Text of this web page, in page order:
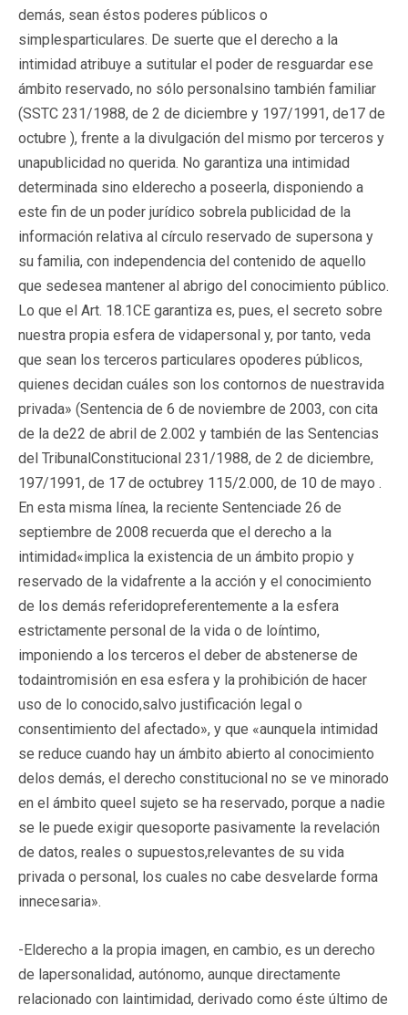
demás, sean éstos poderes públicos o
simplesparticulares. De suerte que el derecho a la
intimidad atribuye a sutitular el poder de resguardar ese
ámbito reservado, no sólo personalsino también familiar
(SSTC 231/1988, de 2 de diciembre y 197/1991, de17 de
octubre ), frente a la divulgación del mismo por terceros y
unapublicidad no querida. No garantiza una intimidad
determinada sino elderecho a poseerla, disponiendo a
este fin de un poder jurídico sobrela publicidad de la
información relativa al círculo reservado de supersona y
su familia, con independencia del contenido de aquello
que sedesea mantener al abrigo del conocimiento público.
Lo que el Art. 18.1CE garantiza es, pues, el secreto sobre
nuestra propia esfera de vidapersonal y, por tanto, veda
que sean los terceros particulares opoderes públicos,
quienes decidan cuáles son los contornos de nuestravida
privada» (Sentencia de 6 de noviembre de 2003, con cita
de la de22 de abril de 2.002 y también de las Sentencias
del TribunalConstitucional 231/1988, de 2 de diciembre,
197/1991, de 17 de octubrey 115/2.000, de 10 de mayo .
En esta misma línea, la reciente Sentenciade 26 de
septiembre de 2008 recuerda que el derecho a la
intimidad«implica la existencia de un ámbito propio y
reservado de la vidafrente a la acción y el conocimiento
de los demás referidopreferentemente a la esfera
estrictamente personal de la vida o de loíntimo,
imponiendo a los terceros el deber de abstenerse de
todaintromisión en esa esfera y la prohibición de hacer
uso de lo conocido,salvo justificación legal o
consentimiento del afectado», y que «aunquela intimidad
se reduce cuando hay un ámbito abierto al conocimiento
delos demás, el derecho constitucional no se ve minorado
en el ámbito queel sujeto se ha reservado, porque a nadie
se le puede exigir quesoporte pasivamente la revelación
de datos, reales o supuestos,relevantes de su vida
privada o personal, los cuales no cabe desvelarde forma
innecesaria».
-Elderecho a la propia imagen, en cambio, es un derecho
de lapersonalidad, autónomo, aunque directamente
relacionado con laintimidad, derivado como éste último de